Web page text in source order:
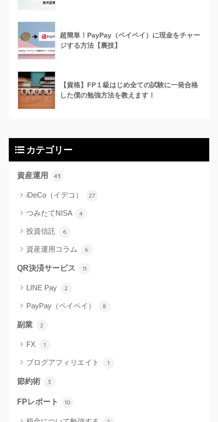
超簡単！PayPay（ペイペイ）に現金をチャー
ジする方法【裏技】
【資格】FP１級はじめ全ての試験に一発合格
した僕の勉強方法を教えます！
カテゴリー
資産運用 43
iDeCo（イデコ） 27
つみたてNISA 4
投資信託 6
資産運用コラム 6
QR決済サービス 11
LINE Pay 2
PayPay（ペイペイ） 8
副業 2
FX 1
ブログアフィリエイト 1
節約術 3
FPレポート 10